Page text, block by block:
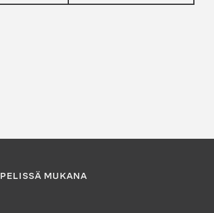
PELISSÄ MUKANA